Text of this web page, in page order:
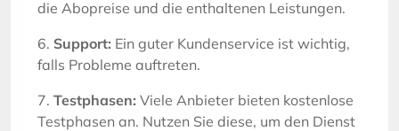
die Abopreise und die enthaltenen Leistungen.
6. Support: Ein guter Kundenservice ist wichtig,
falls Probleme auftreten.
7. Testphasen: Viele Anbieter bieten kostenlose
Testphasen an. Nutzen Sie diese, um den Dienst